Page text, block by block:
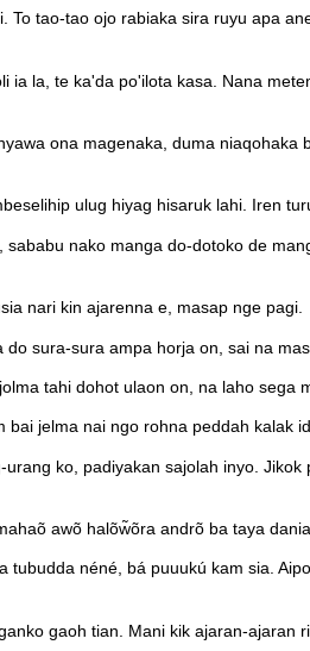
To tao-tao ojo rabiaka sira ruyu apa
la, te ka'da po'ilota kasa. Nana
ona magenaka, duma
ulug hiyag hisaruk lahi. Iren
nako manga do-dotoko de
nari kin ajarenna e, masap nge pagi.
sura-sura ampa horja on, sai na
tahi dohot ulaon on, na laho sega
jelma nai ngo rohna peddah kalak
ko, padiyakan sajolah inyo.
awõ halõw̃õra andrõ ba taya dania.
néné, bá puuukú kam sia.
gaoh tian. Mani kik ajaran-